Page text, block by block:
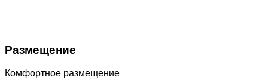
Размещение
Комфортное размещение